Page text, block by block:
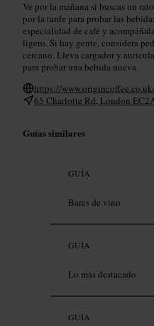
Ve por la mañana si buscas un
por la tarde para probar las
especialidad de café y
ligero. Si hay gente, considera
cercano. Lleva cargador y
para probar una bebida nueva.
https://
65 Charlotte Rd, London
Guías similares
GUÍA
Bares de vino
GUÍA
Lo más destacado
GUÍA